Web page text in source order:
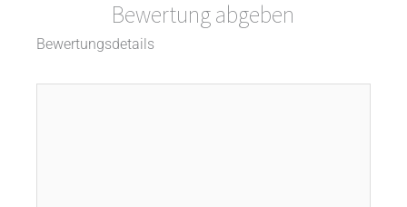
Bewertung abgeben
Bewertungsdetails